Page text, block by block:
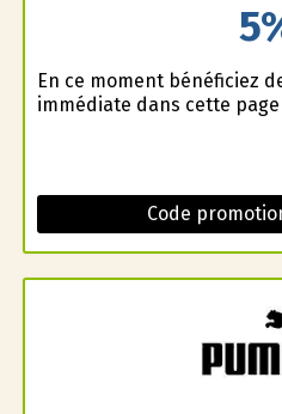
En ce moment bénéficiez
immédiate dans cette page
Code